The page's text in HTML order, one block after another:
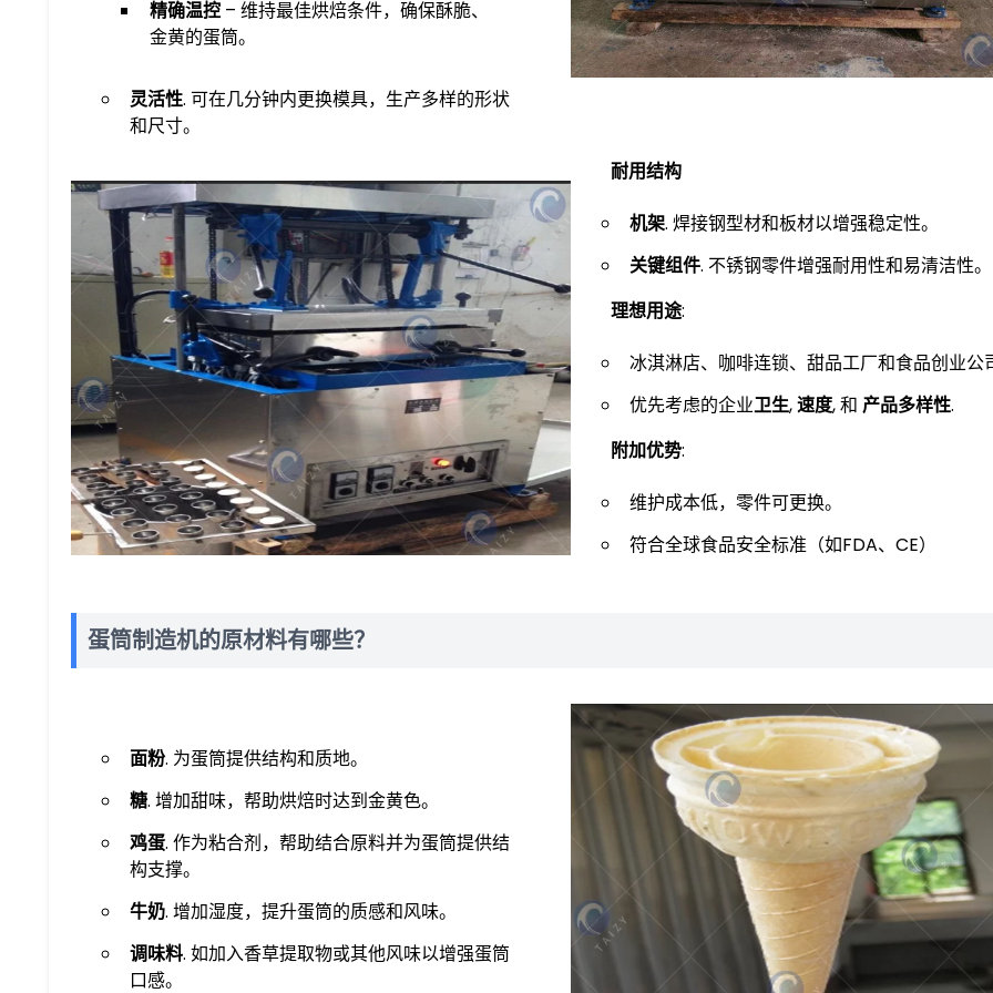
精确温控 – 维持最佳烘焙条件，确保酥脆、
金黄的蛋筒。
灵活性. 可在几分钟内更换模具，生产多样的形状
和尺寸。
耐用结构
机架. 焊接钢型材和板材以增强稳定性。
关键组件. 不锈钢零件增强耐用性和易清洁性。
理想用途:
冰淇淋店、咖啡连锁、甜品工厂和食品创业公
优先考虑​的企业卫生, ​速度, 和 ​产品多样性.
附加优势:
维护成本低，零件可更换。
符合全球食品安全标准（如FDA、CE）
蛋筒制造机的原材料有哪些？
面粉. 为蛋筒提供结构和质地。
糖. 增加甜味，帮助烘焙时达到金黄色。
鸡蛋. 作为粘合剂，帮助结合原料并为蛋筒提供结
构支撑。
牛奶. 增加湿度，提升蛋筒的质感和风味。
调味料. 如加入香草提取物或其他风味以增强蛋筒
口感。